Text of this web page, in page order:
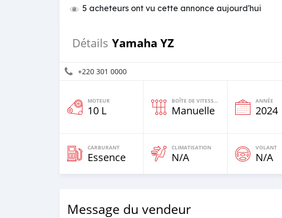
5 acheteurs ont vu cette annonce aujourd'hui
Détails Yamaha YZ
+220 301 0000
MOTEUR
10 L
BOÎTE DE VITESSES
Manuelle
ANNÉE
2024
CARBURANT
Essence
CLIMATISATION
N/A
VOLANT
N/A
Message du vendeur